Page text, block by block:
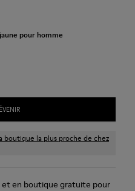
pour homme
boutique la plus proche de chez
et en boutique gratuite pour